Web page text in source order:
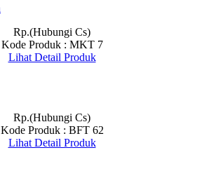
Rp.(Hubungi Cs)
Kode Produk : MKT 7
Lihat Detail Produk
Rp.(Hubungi Cs)
Kode Produk : BFT 62
Lihat Detail Produk